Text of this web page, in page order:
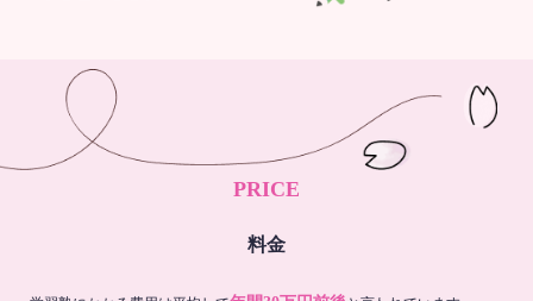
PRICE
料金